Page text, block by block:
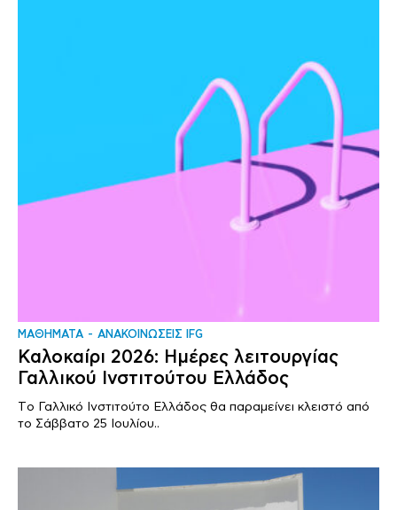
ΜΑΘΗΜΑΤΑ ΑΝΑΚΟΙΝΩΣΕΙΣ IFG
Καλοκαίρι 2026: Ημέρες λειτουργίας
Γαλλικού Ινστιτούτου Ελλάδος
Tο Γαλλικό Ινστιτούτο Ελλάδος θα παραμείνει κλειστό από
το Σάββατο 25 Ιουλίου..